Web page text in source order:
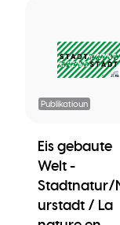
Publikatioun
Eis gebaute
Welt -
Stadtnatur/
urstadt / La